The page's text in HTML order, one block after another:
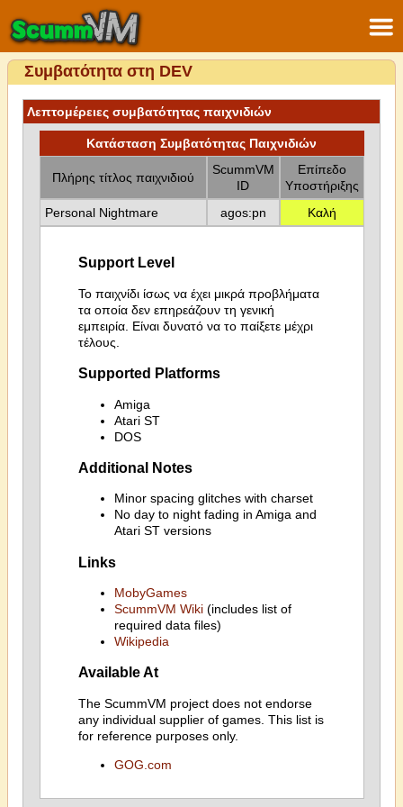
Συμβατότητα στη DEV
Λεπτομέρειες συμβατότητας παιχνιδιών
Κατάσταση Συμβατότητας Παιχνιδιών
Πλήρης τίτλος παιχνιδιού
ScummVM
ID
Επίπεδο
Υποστήριξης
Personal Nightmare
agos:pn Καλή
Support Level
Το παιχνίδι ίσως να έχει μικρά προβλήματα
τα οποία δεν επηρεάζουν τη γενική
εμπειρία. Είναι δυνατό να το παίξετε μέχρι
τέλους.
Supported Platforms
Amiga
Atari ST
DOS
Additional Notes
Minor spacing glitches with charset
No day to night fading in Amiga and
Atari ST versions
Links
MobyGames
ScummVM Wiki(includes list of
required data files)
Wikipedia
Available At
The ScummVM project does not endorse
any individual supplier of games. This list is
for reference purposes only.
GOG.com